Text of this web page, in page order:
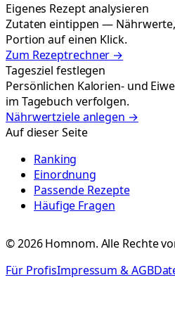
Eigenes Rezept analysieren
Zutaten eintippen —
Portion auf einen Klick.
Zum Rezeptrechner →
Tagesziel festlegen
Persönlichen Kalorien- und
im Tagebuch verfolgen.
Nährwertziele anlegen →
Auf dieser Seite
Ranking
Einordnung
Passende Rezepte
Häufige Fragen
©2026Homnom. Alle Rechte
Für ProfisImpressum & AGB